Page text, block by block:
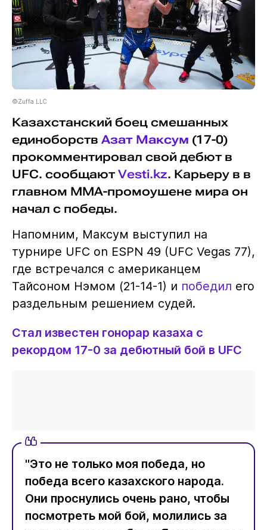
©Zuffa LLC
Казахстанский боец смешанных
единоборств Азат Максум (17-0)
прокомментировал свой дебют в
UFC. сообщают Vesti.kz. Карьеру в в
главном ММА-промоушене мира он
начал с победы.
Напомним, Максум выступил на
турнире UFC on ESPN 49 (UFC Vegas 77),
где встречался с американцем
Тайсоном Нэмом (21-14-1) и победил его
раздельным решением судей.
Стал известен гонорар казаха с
рекордом 17-0 за дебютный бой в UFC
"Это не только моя победа, но
победа всего казахского народа.
Они проснулись очень рано, чтобы
посмотреть мой бой, молились за